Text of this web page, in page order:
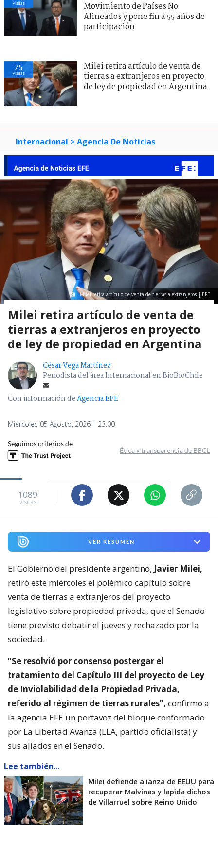
visitas
Movimiento de Países No
Alineados y pone fin a 55 años de
participación
75
visitas
Milei retira artículo de venta de
tierras a extranjeros en proyecto
de ley de propiedad en Argentina
Internacional > Agencia De Noticias
Milei retira artículo de venta de tierras a extranjeros | EFE
Milei retira artículo de venta de
tierras a extranjeros en proyecto
de ley de propiedad en Argentina
César Vega Martínez
Periodista del área Internacional en BioBioChile
Con información deAgencia EFE
Miércoles 05 Agosto, 2026 | 23:00
Seguimos criterios de
Ética y transparencia de BBCL
1089
visitas
VER RESUMEN
El Gobierno del presidente argentino, Javier Milei,
retiró este miércoles el polémico capítulo sobre
venta de tierras a extranjeros del proyecto
legislativo sobre propiedad privada, que el Senado
tiene previsto debatir el jueves y rechazado por la
sociedad.
“Se resolvió por consenso postergar el
tratamiento del Capítulo III del proyecto de Ley
de Inviolabilidad de la Propiedad Privada,
referido al régimen de tierras rurales”, confirmó a
la agencia EFE un portavoz del bloque conformado
por La Libertad Avanza (LLA, partido oficialista) y
sus aliados en el Senado.
Lee también...
Milei defiende alianza de EEUU para
recuperar Malvinas y lapida dichos
de Villarruel sobre Reino Unido